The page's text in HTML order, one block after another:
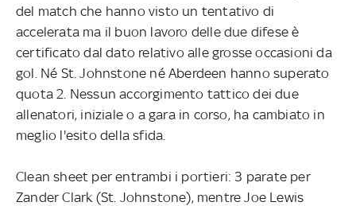
del match che hanno visto un tentativo di
accelerata ma il buon lavoro delle due difese è
certificato dal dato relativo alle grosse occasioni da
gol. Né St. Johnstone né Aberdeen hanno superato
quota 2. Nessun accorgimento tattico dei due
allenatori, iniziale o a gara in corso, ha cambiato in
meglio l'esito della sfida.
Clean sheet per entrambi i portieri: 3 parate per
Zander Clark (St. Johnstone), mentre Joe Lewis